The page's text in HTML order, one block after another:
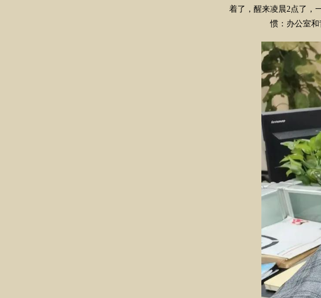
着了，醒来凌晨2点了，
惯：办公室